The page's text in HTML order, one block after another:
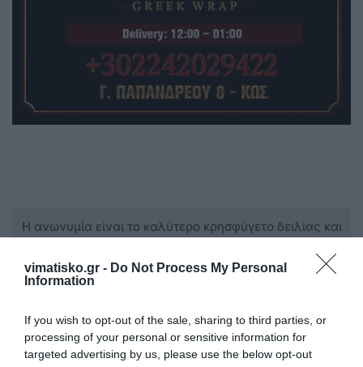
vimatisko.gr - Do Not Process My Personal
Information
If you wish to opt-out of the sale, sharing to third parties, or
processing of your personal or sensitive information for
targeted advertising by us, please use the below opt-out
Η ανωνυμία είναι το καλύτερο κρησφύγετο δειλίας και
Ανώνυμος
19/10 - 08:56